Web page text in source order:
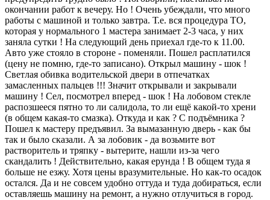
окончании работ к вечеру. Но ! Очень убеждали, что много
работы с машиной и только завтра. Т.е. вся процедура ТО,
которая у нормального 1 мастера занимает 2-3 часа, у них
заняла сутки ! На следующий день приехал где-то к 11.00.
Авто уже стояло в стороне - поменяли. Пошел расплатился
(цену не помню, где-то записано). Открыл машину - шок !
Светлая обивка водительской двери в отпечатках
замасленных пальцев !!! Значит открывали и закрывали
машину ! Сел, посмотрел вперед - шок ! На лобовом стекле
распозшееся пятно то ли салидола, то ли ещё какой-то хрени
(в общем какая-то смазка). Откуда и как ? С подъёмника ?
Пошел к мастеру предъявил. За вымазанную дверь - как бы
так и было сказали. А за лобовик - да возьмите вот
растворитель и тряпку - вытерите, нашли из-за чего
скандалить ! Действительно, какая ерунда ! В общем туда я
больше не езжу. Хотя цены вразумительные. Но как-то осадок
остался. Да и не совсем удобно оттуда и туда добираться, если
оставляешь машину на ремонт, а нужно отлучиться в город.